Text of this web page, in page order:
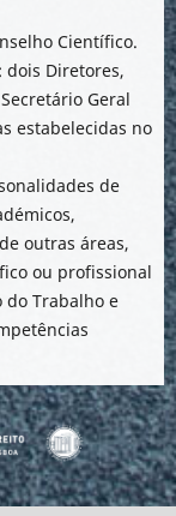
Científico.
dois Diretores,
Geral
estabelecidas no
de
outras áreas,
ou profissional
do Trabalho e